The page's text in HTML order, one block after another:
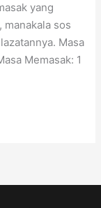
yang
sos
Masa
Memasak: 1